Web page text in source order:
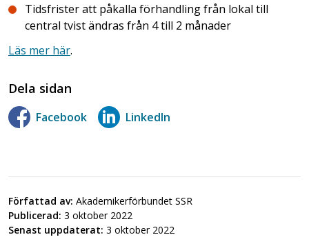
Tidsfrister att påkalla förhandling från lokal till
central tvist ändras från 4 till 2 månader
Läs mer här.
Dela sidan
Facebook LinkedIn
Författad av: Akademikerförbundet SSR
Publicerad: 3 oktober 2022
Senast uppdaterat: 3 oktober 2022